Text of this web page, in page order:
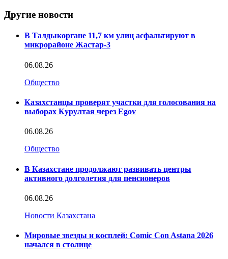
Другие новости
В Талдыкоргане 11,7 км улиц асфальтируют в
микрорайоне Жастар-3
06.08.26
Общество
Казахстанцы проверят участки для голосования на
выборах Курултая через Egov
06.08.26
Общество
В Казахстане продолжают развивать центры
активного долголетия для пенсионеров
06.08.26
Новости Казахстана
Мировые звезды и косплей: Comic Con Astana 2026
начался в столице